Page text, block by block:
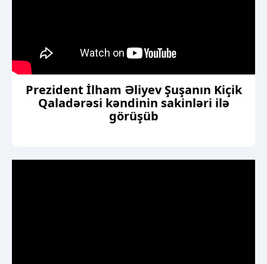
Prezident İlham Əliyev Şuşanın Kiçik
Qaladərəsi kəndinin sakinləri ilə
görüşüb